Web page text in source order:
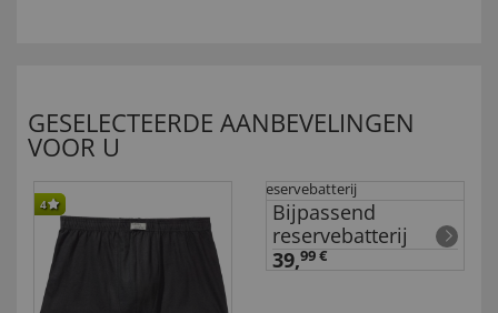
GESELECTEERDE AANBEVELINGEN
VOOR U
4
Bijpassend
reservebatterij
39,99 €